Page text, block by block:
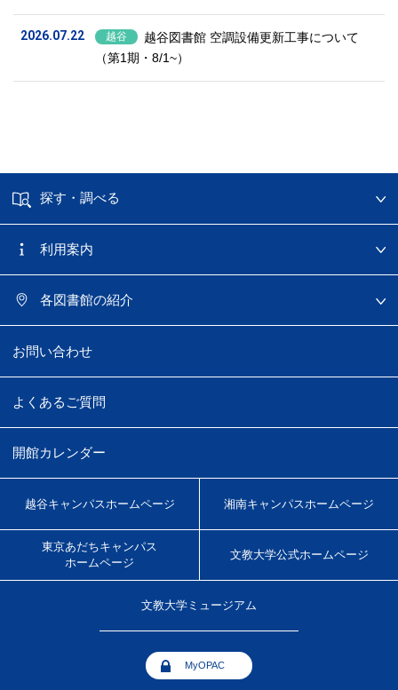
2026.07.22 越谷
越谷図書館 空調設備更新工事について
（第1期・8/1~）
探す・調べる
利用案内
各図書館の紹介
お問い合わせ
よくあるご質問
開館カレンダー
越谷キャンパス ホームページ 湘南キャンパス ホームページ
東京あだちキャンパス
ホームページ
文教大学公式ホームページ
文教大学 ミュージアム
MyOPAC